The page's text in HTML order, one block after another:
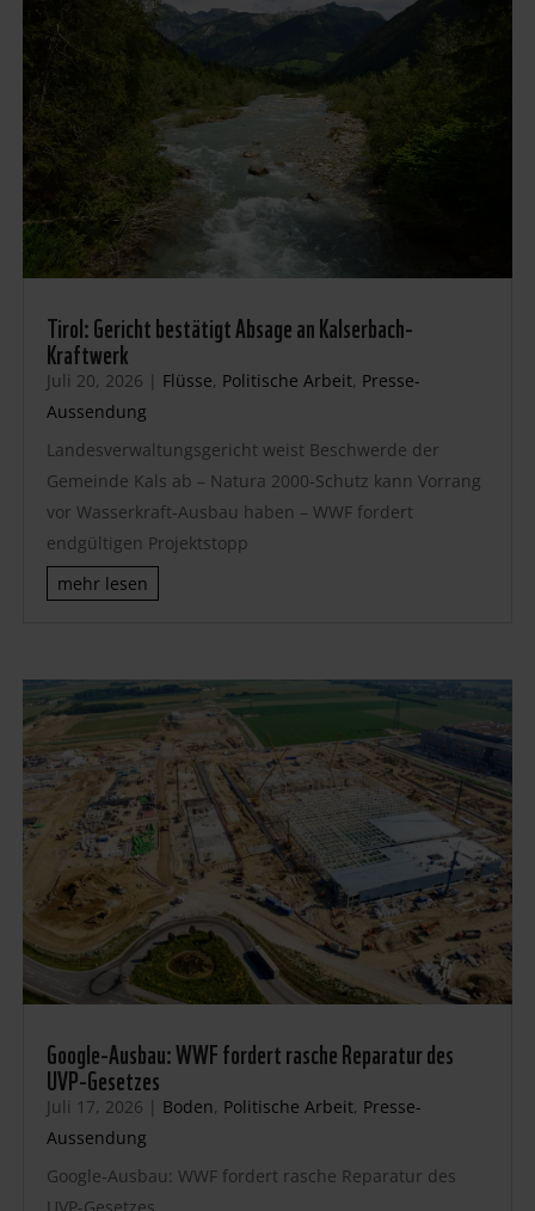
Tirol: Gericht bestätigt Absage an Kalserbach-
Kraftwerk
Juli 20, 2026 | Flüsse, Politische Arbeit, Presse-
Aussendung
Landesverwaltungsgericht weist Beschwerde der
Gemeinde Kals ab – Natura 2000-Schutz kann Vorrang
vor Wasserkraft-Ausbau haben – WWF fordert
endgültigen Projektstopp
mehr lesen
Google-Ausbau: WWF fordert rasche Reparatur des
UVP-Gesetzes
Juli 17, 2026 | Boden, Politische Arbeit, Presse-
Aussendung
Google-Ausbau: WWF fordert rasche Reparatur des